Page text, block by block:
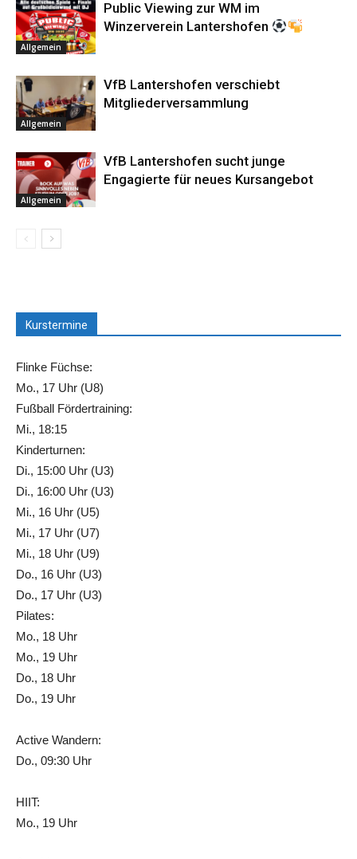
Allgemein
Public Viewing zur WM im
Winzerverein Lantershofen
Allgemein
VfB Lantershofen verschiebt
Mitgliederversammlung
Allgemein
VfB Lantershofen sucht junge
Engagierte für neues Kursangebot
Kurstermine
Flinke Füchse:
Mo., 17 Uhr (U8)
Fußball Fördertraining:
Mi., 18:15
Kinderturnen:
Di., 15:00 Uhr (U3)
Di., 16:00 Uhr (U3)
Mi., 16 Uhr (U5)
Mi., 17 Uhr (U7)
Mi., 18 Uhr (U9)
Do., 16 Uhr (U3)
Do., 17 Uhr (U3)
Pilates:
Mo., 18 Uhr
Mo., 19 Uhr
Do., 18 Uhr
Do., 19 Uhr
Active Wandern:
Do., 09:30 Uhr
HIIT:
Mo., 19 Uhr